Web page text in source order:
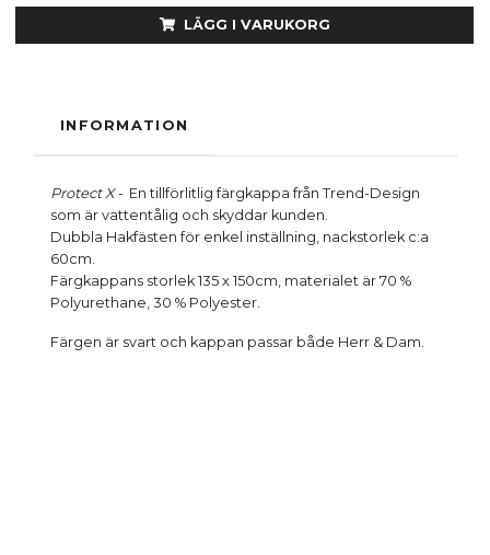
LÄGG I VARUKORG
INFORMATION
Protect X - En tillförlitlig färgkappa från Trend-Design
som är vattentålig och skyddar kunden.
Dubbla Hakfästen för enkel inställning, nackstorlek c:a
60cm.
Färgkappans storlek 135 x 150cm, materialet är 70 %
Polyurethane, 30 % Polyester.
Färgen är svart och kappan passar både Herr & Dam.